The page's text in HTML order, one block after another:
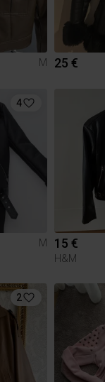
M 25 €
4
M
15 €
H&M
2